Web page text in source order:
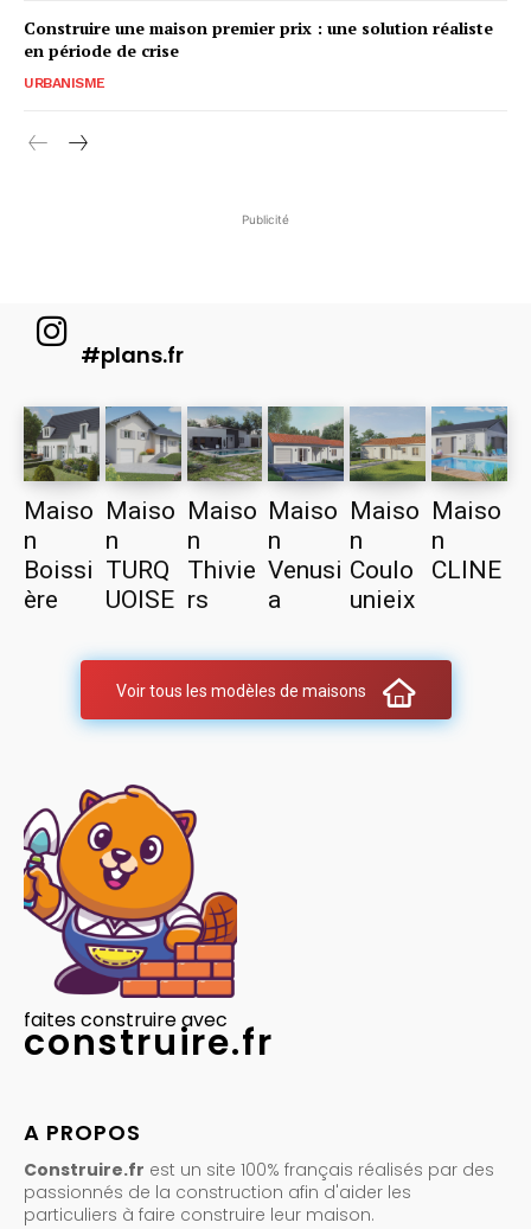
Construire une maison premier prix : une solution réaliste
en période de crise
URBANISME
Publicité
#plans.fr
Maiso
n
Boissi
ère
Maiso
n
TURQ
UOISE
Maiso
n
Thivie
rs
Maiso
n
Venusi
a
Maiso
n
Coulo
unieix
Maiso
n
CLINE
Voir tous les modèles de maisons
faites construire avec
construire.fr
A PROPOS
Construire.fr est un site 100% français réalisés par des
passionnés de la construction afin d'aider les
particuliers à faire construire leur maison.